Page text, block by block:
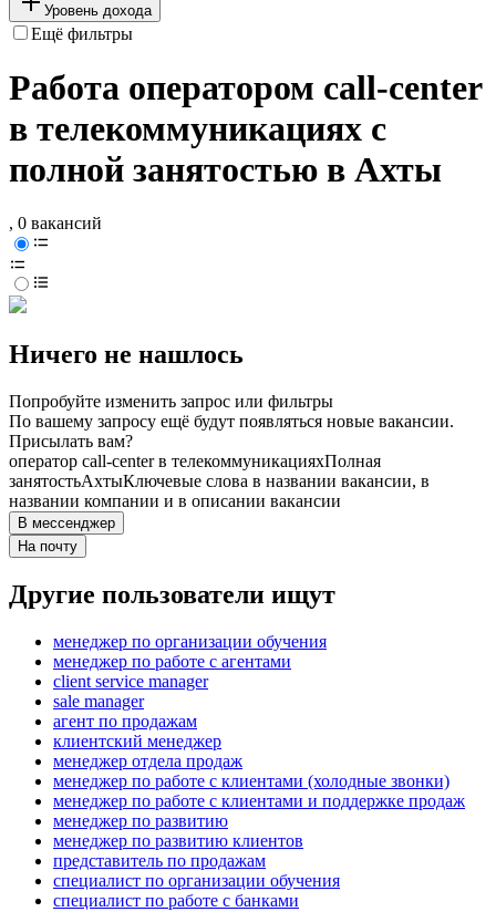
Уровень дохода
Ещё фильтры
Работа оператором call-center
в телекоммуникациях с
полной занятостью в Ахты
, 0 вакансий
Ничего не нашлось
Попробуйте изменить запрос или фильтры
По вашему запросу ещё будут появляться новые вакансии.
Присылать вам?
оператор call-center в телекоммуникацияхПолная
занятостьАхтыКлючевые слова в названии вакансии, в
названии компании и в описании вакансии
В мессенджер
На почту
Другие пользователи ищут
менеджер по организации обучения
менеджер по работе с агентами
client service manager
sale manager
агент по продажам
клиентский менеджер
менеджер отдела продаж
менеджер по работе с клиентами (холодные звонки)
менеджер по работе с клиентами и поддержке продаж
менеджер по развитию
менеджер по развитию клиентов
представитель по продажам
специалист по организации обучения
специалист по работе с банками